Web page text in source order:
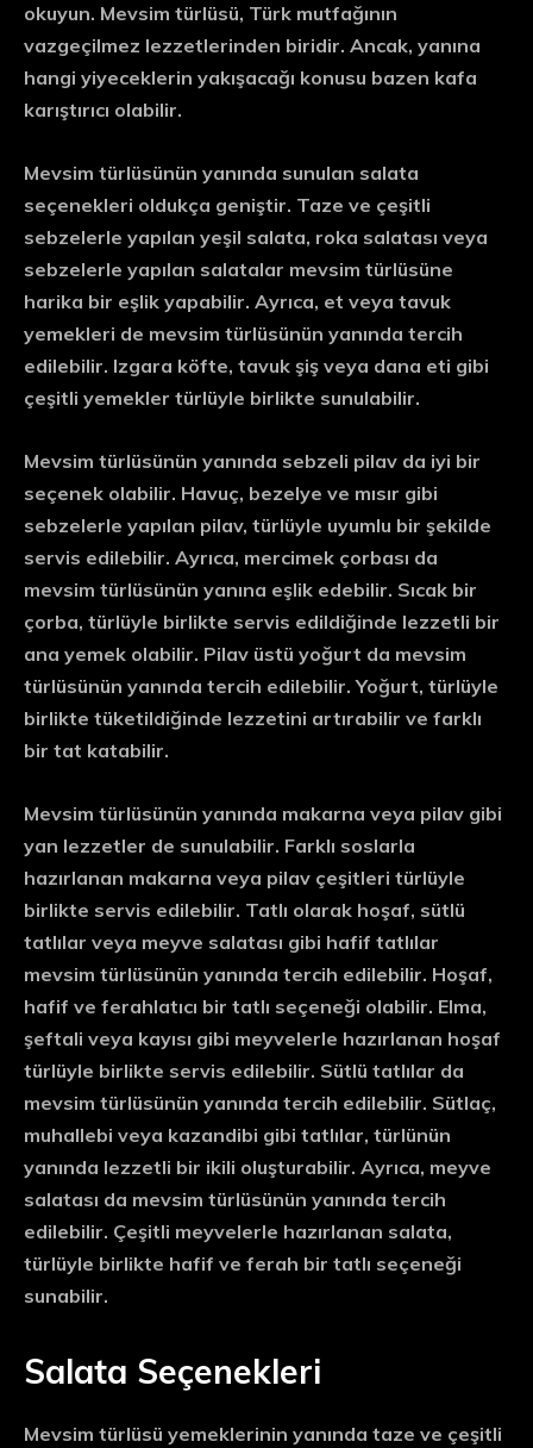
okuyun. Mevsim türlüsü, Türk mutfağının
vazgeçilmez lezzetlerinden biridir. Ancak, yanına
hangi yiyeceklerin yakışacağı konusu bazen kafa
karıştırıcı olabilir.
Mevsim türlüsünün yanında sunulan salata
seçenekleri oldukça geniştir. Taze ve çeşitli
sebzelerle yapılan yeşil salata, roka salatası veya
sebzelerle yapılan salatalar mevsim türlüsüne
harika bir eşlik yapabilir. Ayrıca, et veya tavuk
yemekleri de mevsim türlüsünün yanında tercih
edilebilir. Izgara köfte, tavuk şiş veya dana eti gibi
çeşitli yemekler türlüyle birlikte sunulabilir.
Mevsim türlüsünün yanında sebzeli pilav da iyi bir
seçenek olabilir. Havuç, bezelye ve mısır gibi
sebzelerle yapılan pilav, türlüyle uyumlu bir şekilde
servis edilebilir. Ayrıca, mercimek çorbası da
mevsim türlüsünün yanına eşlik edebilir. Sıcak bir
çorba, türlüyle birlikte servis edildiğinde lezzetli bir
ana yemek olabilir. Pilav üstü yoğurt da mevsim
türlüsünün yanında tercih edilebilir. Yoğurt, türlüyle
birlikte tüketildiğinde lezzetini artırabilir ve farklı
bir tat katabilir.
Mevsim türlüsünün yanında makarna veya pilav gibi
yan lezzetler de sunulabilir. Farklı soslarla
hazırlanan makarna veya pilav çeşitleri türlüyle
birlikte servis edilebilir. Tatlı olarak hoşaf, sütlü
tatlılar veya meyve salatası gibi hafif tatlılar
mevsim türlüsünün yanında tercih edilebilir. Hoşaf,
hafif ve ferahlatıcı bir tatlı seçeneği olabilir. Elma,
şeftali veya kayısı gibi meyvelerle hazırlanan hoşaf
türlüyle birlikte servis edilebilir. Sütlü tatlılar da
mevsim türlüsünün yanında tercih edilebilir. Sütlaç,
muhallebi veya kazandibi gibi tatlılar, türlünün
yanında lezzetli bir ikili oluşturabilir. Ayrıca, meyve
salatası da mevsim türlüsünün yanında tercih
edilebilir. Çeşitli meyvelerle hazırlanan salata,
türlüyle birlikte hafif ve ferah bir tatlı seçeneği
sunabilir.
Salata Seçenekleri
Mevsim türlüsü yemeklerinin yanında taze ve çeşitli